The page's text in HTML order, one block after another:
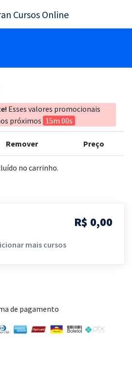
Esses valores promocionais
próximos 15m 00s
Remover Preço
no carrinho.
R$ 0,00
mais cursos
de pagamento